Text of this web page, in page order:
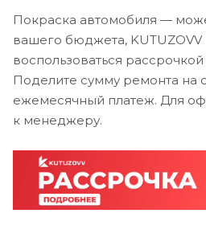
Покраска автомобиля —
вашего бюджета, KUTUZOVV
воспользоваться
Поделите сумму ремонта на
ежемесячный платеж. Для
к менеджеру.